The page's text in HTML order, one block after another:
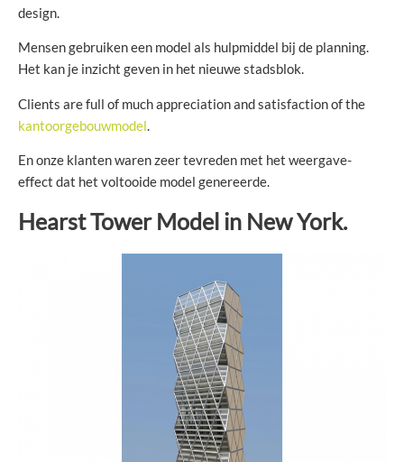
design.
Mensen gebruiken een model als hulpmiddel bij de planning.
Het kan je inzicht geven in het nieuwe stadsblok.
Clients are full of much appreciation and satisfaction of the
kantoorgebouwmodel.
En onze klanten waren zeer tevreden met het weergave-
effect dat het voltooide model genereerde.
Hearst Tower Model in New York.